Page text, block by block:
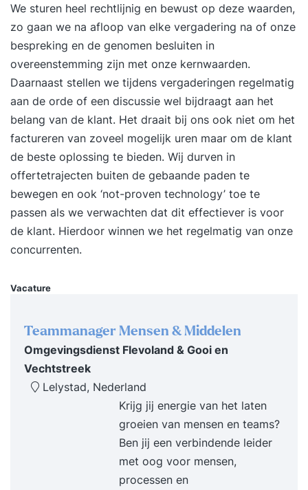
overspoelen met alle nieuwe informatie. Daarbij
krijg je van ons een hand-out waarin je de inhoud
van de training nog eens kan doorlezen en je
eigen persoonlijke plan van aanpak waarin jouw
leerdoelen en de weg daarnaartoe beschreven
staat. Tevens staan we na de training altijd voor
je klaar met onze support. Benieuwd geworden?
Vraag dan nu de gratis brochure aan en laat je e-
mailadres en/of telefoonnummer achter. Dan
neemt Supertrainer z.s.m. contact met je op om
de training vorm te geven. Liever incompany
een voorstel op maat. Voor wie? Professionals,
leiderschap op je eigen leven toe te passen.
Werkwijze van Supertrainer Intakegesprek
(vrijblijvend)Jij krijgt de beste training als die is
afgestemd op jouw behoeften. Daarom brengen
we samen jouw situatie in kaart. Dat kan
telefonisch en duurt maximaal 30 minuten.
Tegelijkertijd kan jij ook alles aan ons vragen om
zo te beslissen of we bij je passen. Persoonlijke
brochure (vrijblijvend)Na het intakegesprek krijg
We sturen heel rechtlijnig en bewust op deze waarden,
zo gaan we na afloop van elke vergadering na of onze
bespreking en de genomen besluiten in
overeenstemming zijn met onze kernwaarden.
Daarnaast stellen we tijdens vergaderingen regelmatig
aan de orde of een discussie wel bijdraagt aan het
belang van de klant. Het draait bij ons ook niet om het
factureren van zoveel mogelijk uren maar om de klant
de beste oplossing te bieden. Wij durven in
offertetrajecten buiten de gebaande paden te
bewegen en ook ‘not-proven technology’ toe te
passen als we verwachten dat dit effectiever is voor
de klant. Hierdoor winnen we het regelmatig van onze
concurrenten.
Vacature
Teammanager Mensen & Middelen
Omgevingsdienst Flevoland & Gooi en
Vechtstreek
Lelystad, Nederland
Krijg jij energie van het laten
groeien van mensen en teams?
Ben jij een verbindende leider
met oog voor mensen,
processen en